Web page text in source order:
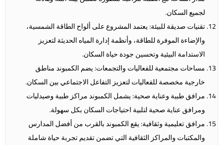
لجميع السكان.
تقنيات صديقة للبيئة: يعتمد المشروع على ألواح الطاقة الشمسية،
والإضاءة الموفرة للطاقة، وأنظمة إدارة المياه الحديثة لتعزيز
الاستدامة البيئية وتحسين جودة حياة السكان.
مساحات مجتمعية للفعاليات والتجمعات: يضم الكمبوند مناطق
خارجية مخصصة للفعاليات لتعزيز التفاعل الاجتماعي بين السكان.
مرافق طبية وعناية صحية: يشمل الكمبوند مراكز طبية وصيدليات
ومرافق عناية صحية لتلبية احتياجات السكان بكل سهولة.
مرافق تعليمية وثقافية: يقع الكمبوند بالقرب من أفضل المدارس
والمكتبات والمراكز الثقافية التي تضمن تقديم تجربة حياة شاملة